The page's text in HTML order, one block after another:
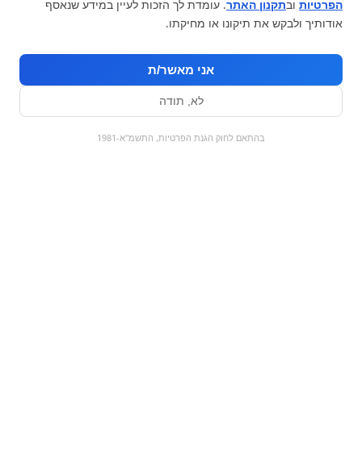
כל המוצרים
0
הקניות שלי מבצעים
הפרטיות ובתקנון האתר. עומדת לך הזכות לעיין במידע שנאסף
אודותיך ולבקש את תיקונו או מחיקתו.
אני מאשר/ת
לא, תודה
בהתאם לחוק הגנת הפרטיות, התשמ"א-1981